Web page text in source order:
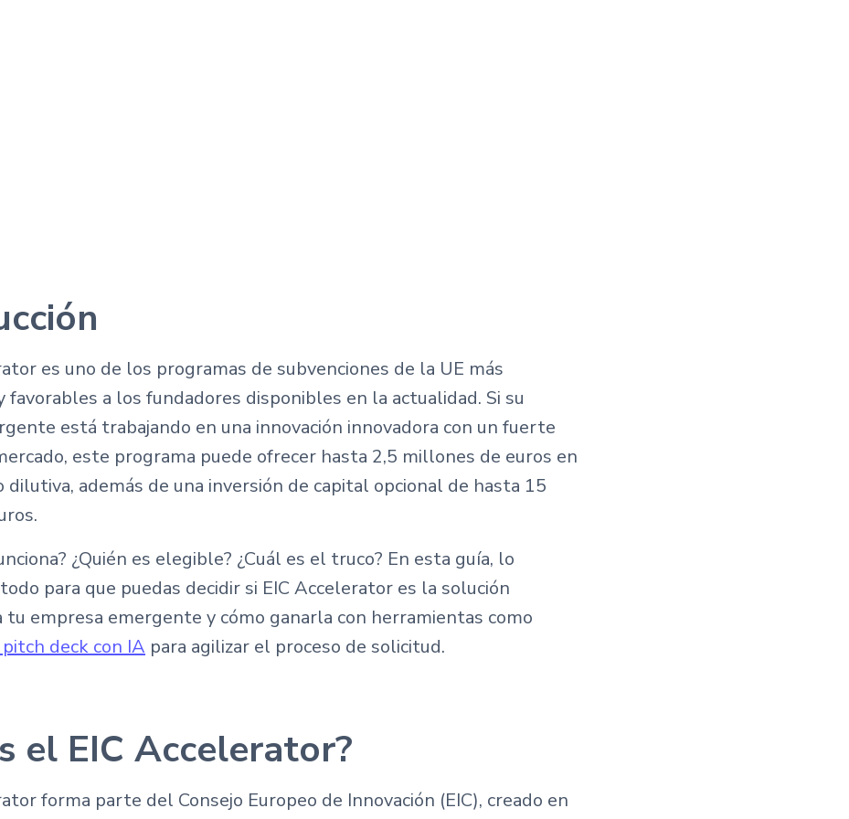
es uno de los programas de subvenciones de la UE más
favorables a los fundadores disponibles en la actualidad. Si su
está trabajando en una innovación innovadora con un fuerte
este programa puede ofrecer hasta 2,5 millones de euros en
dilutiva, además de una inversión de capital opcional de hasta 15
¿Quién es elegible? ¿Cuál es el truco? En esta guía, lo
para que puedas decidir si EIC Accelerator es la solución
tu empresa emergente y cómo ganarla con herramientas como
deck con IA para agilizar el proceso de solicitud.
el EIC Accelerator?
forma parte del Consejo Europeo de Innovación (EIC), creado en